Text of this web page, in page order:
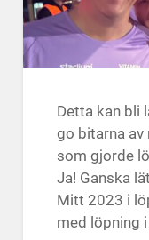
Detta kan bli
go bitarna
som gjorde
Ja! Ganska
Mitt 2023 i
med löpning